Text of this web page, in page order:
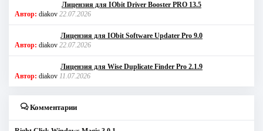
Лицензия для IObit Driver Booster PRO 13.5
Автор: diakov 22.07.2026
Лицензия для IObit Software Updater Pro 9.0
Автор: diakov 22.07.2026
Лицензия для Wise Duplicate Finder Pro 2.1.9
Автор: diakov 11.07.2026
Комментарии